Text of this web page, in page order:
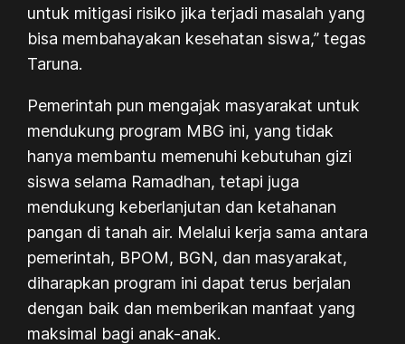
untuk mitigasi risiko jika terjadi masalah yang
bisa membahayakan kesehatan siswa,” tegas
Taruna.
Pemerintah pun mengajak masyarakat untuk
mendukung program MBG ini, yang tidak
hanya membantu memenuhi kebutuhan gizi
siswa selama Ramadhan, tetapi juga
mendukung keberlanjutan dan ketahanan
pangan di tanah air. Melalui kerja sama antara
pemerintah, BPOM, BGN, dan masyarakat,
diharapkan program ini dapat terus berjalan
dengan baik dan memberikan manfaat yang
maksimal bagi anak-anak.